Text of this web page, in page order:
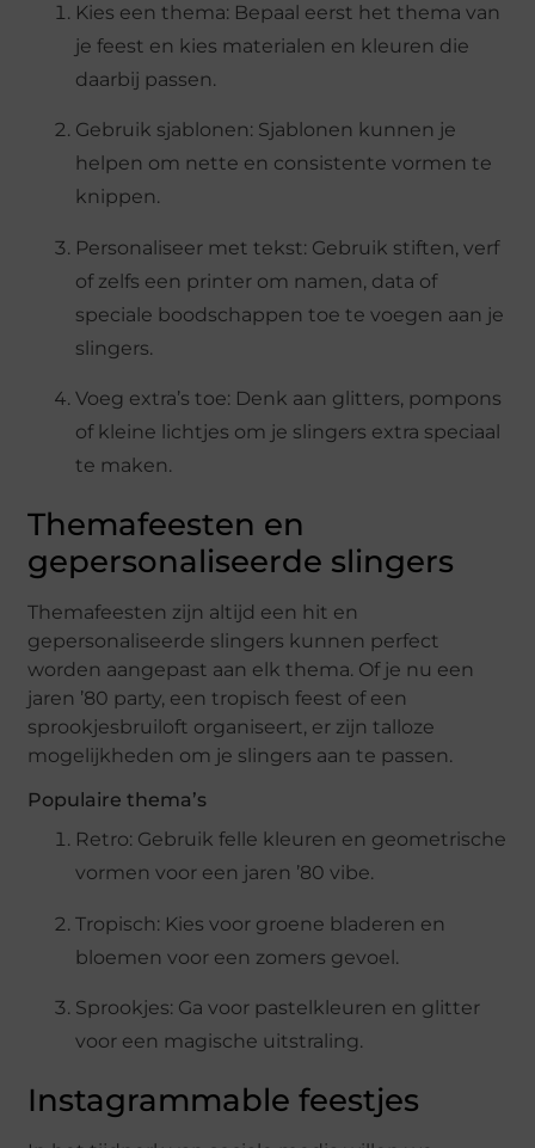
Kies een thema: Bepaal eerst het thema van
je feest en kies materialen en kleuren die
daarbij passen.
Gebruik sjablonen: Sjablonen kunnen je
helpen om nette en consistente vormen te
knippen.
Personaliseer met tekst: Gebruik stiften, verf
of zelfs een printer om namen, data of
speciale boodschappen toe te voegen aan je
slingers.
Voeg extra’s toe: Denk aan glitters, pompons
of kleine lichtjes om je slingers extra speciaal
te maken.
Themafeesten en
gepersonaliseerde slingers
Themafeesten zijn altijd een hit en
gepersonaliseerde slingers kunnen perfect
worden aangepast aan elk thema. Of je nu een
jaren ’80 party, een tropisch feest of een
sprookjesbruiloft organiseert, er zijn talloze
mogelijkheden om je slingers aan te passen.
Populaire thema’s
Retro: Gebruik felle kleuren en geometrische
vormen voor een jaren ’80 vibe.
Tropisch: Kies voor groene bladeren en
bloemen voor een zomers gevoel.
Sprookjes: Ga voor pastelkleuren en glitter
voor een magische uitstraling.
Instagrammable feestjes